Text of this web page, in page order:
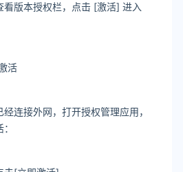
看版本授权栏，点击 [激活] 进入
活
连接外网，打开授权管理应用，